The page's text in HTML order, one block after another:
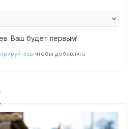
Ваш будет первым!
чтобы добавлять